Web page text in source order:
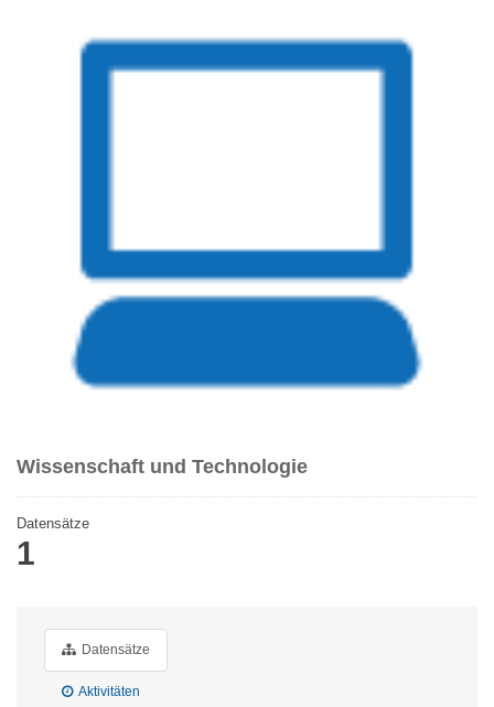
Wissenschaft und Technologie
Datensätze
1
Datensätze
Aktivitäten